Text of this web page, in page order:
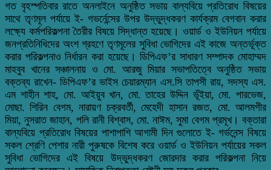
গত বৃহস্পতিবার রাতে অনলাইনে অনুষ্ঠিত সভায় বাল্যবিয়ে প্রতিরোধ বিষয়ের
সাথে তৃণমূল পর্যায়ে ই- গভর্নেন্সের উপর উদ্ভুদ্ধকরণ কার্যক্রম বেগবান করার
লক্ষ্যে কর্মপরিকল্পনা তৈরীর বিষয়ে সিদ্ধান্ত হয়েছে। ওয়ার্ড ও ইউনিয়ন পর্যায়ে
জনপ্রতিনিধিদের অংশ গ্রহণে তৃণমূলের সুবিধা ভোগিদের এই কাজে অন্তর্ভূক্ত
করার পরিকল্পনাও নির্ধারন করা হয়েছে। ডিপিএফ’র সাধারণ সম্পাদক মোহাম্মদ
মাহবুব খানের সঞ্চালনায় ও মো. আরজু মিয়ার সভাপতিত্বে অনুষ্ঠিত সভায়
বক্তব্য রাখেন- ডিপিএফ’র ভাইস চেয়ারম্যান এস.সি তাপসী রায়, সদস্য এস.
এম শাহীন শাহ, মো. আইয়ুব খান, মো. তাহের উদ্দিন ভূঁইয়া, মো. পারভেজ,
মোছা. শিরিন বেগম, নারায়ণ চক্রবর্তী, মেহেদী হাসান রজত, মো. আলমগীর
মিয়া, নুসরাত জাহান, পলি রানী বিশ্বাস, মো. নাঈম, সুমা বেগম প্রমূখ। বক্তারা
বাল্যবিয়ে প্রতিরোধ বিষয়ের পাশাপাশি আগামী দিন গুলোতে ই- গর্ভনেন্স বিষয়ে
সকল শ্রেণি পেশার নারী পুরুষকে বিশেষ করে ওয়ার্ড ও ইউনিয়ন পর্যায়ের সকল
সুবিধা ভোগিদের এই বিষয়ে উদ্ভুদ্ধকরণ জোরদার করার পরিকল্পনা নিয়ে